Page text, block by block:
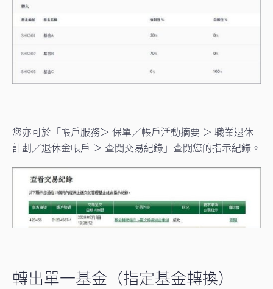
您亦可於「帳戶服務＞ 保單／帳戶活動摘要 ＞ 職業退休
計劃／退休金帳戶 ＞ 查閱交易紀錄」查閱您的指示紀錄。
轉出單一基金（指定基金轉換）